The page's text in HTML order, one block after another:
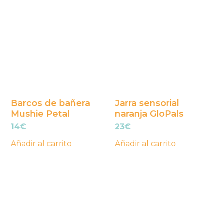
Barcos de bañera
Mushie Petal
14€
Añadir al carrito
Jarra sensorial
naranja GloPals
23€
Añadir al carrito